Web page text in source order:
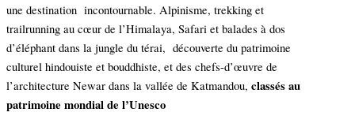
une destination incontournable. Alpinisme, trekking et
trailrunning au cœur de l’Himalaya, Safari et balades à dos
d’éléphant dans la jungle du térai, découverte du patrimoine
culturel hindouiste et bouddhiste, et des chefs-d’œuvre de
l’architecture Newar dans la vallée de Katmandou, classés au
patrimoine mondial de l’Unesco